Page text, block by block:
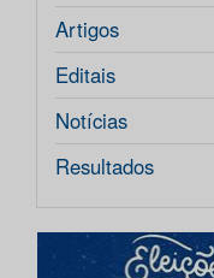
Artigos
Editais
Notícias
Resultados